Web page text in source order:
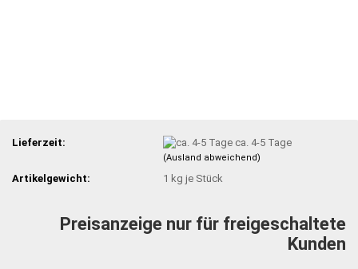
Lieferzeit: ca. 4-5 Tage
(Ausland abweichend)
Artikelgewicht: 1 kg je Stück
Preisanzeige nur für freigeschaltete
Kunden